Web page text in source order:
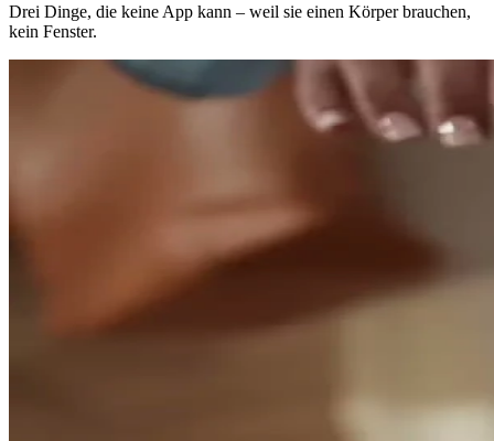
Drei Dinge, die keine App kann – weil sie einen Körper brauchen,
kein Fenster.